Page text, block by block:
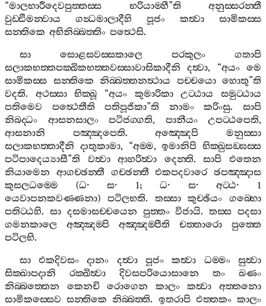
“මාලභාරීදෙවපුත‍්තස‍්ස භරියාම‍්හී”ති
අනුස‍්සරන‍්තී
වුඩ‍්ඪිමන‍්වාය
ගන්‍ධමාලාදීහි පූජං කත්‍වා
සාමිකස‍්ස
සන‍්තිකෙ අභිනිබ‍්බත‍්තිං පත්‍ථෙසි.
සා
සොළසවස‍්සකාලෙ පරකුලං
ගතාපි
සලාකභත‍්තපක‍්ඛිකභත‍්තවස‍්සාවාසිකාදීනි
දත්‍වා, “අයං මෙ
සාමිකස‍්ස සන‍්තිකෙ නිබ‍්බත‍්තනත්‍ථාය පච‍්චයො හොතූ”ති
වදති. අථස‍්සා භික‍්ඛූ “අයං කුමාරිකා උට‍්ඨාය
සමුට‍්ඨාය
පතිමෙව
පත්‍ථෙතීති පතිපූජිකා”ති නාමං කරිංසු.සාපි
නිබද‍්ධං
ආසනසාලං පටිජග‍්ගති, පානීයං උපට‍්ඨපෙති,
ආසනානි
පඤ‍්ඤපෙති.අඤ‍්ඤෙපි
මනුස‍්සා
සලාකභත‍්තාදීනි දාතුකාමා, “අම‍්ම,ඉමානිපි භික‍්ඛුසඞ‍්ඝස‍්ස
පටිපාදෙය්‍යාසී”ති වත්‍වා ආහරිත්‍වා දෙන‍්ති.සාපි
එතෙන
නියාමෙන
ආගච‍්ඡන‍්තී ගච‍්ඡන‍්තී එකපදවාරෙ ඡපඤ‍්ඤාස
කුසලධම‍්මෙ (ධ·ස· 1;ධ· ස·අට‍්ඨ· 1
යෙවාපනකවණ‍්ණනා) පටිලභති. තස‍්සා කුච‍්ඡියං
ගබ‍්භො
පතිට‍්ඨහි. සා දසමාසච‍්චයෙන පුත‍්තං විජායි.තස‍්ස පදසා
ගමනකාලෙ
අඤ‍්ඤම‍්පි අඤ‍්ඤම‍්පීති චත‍්තාරො
පුත‍්තෙ
පටිලභි.
සා
එකදිවසං දානං දත්‍වා පූජං කත්‍වා ධම‍්මං
සුත්‍වා
සික‍්ඛාපදානි
රක‍්ඛිත්‍වා දිවසපරියොසානෙ තං
ඛණං
නිබ‍්බත‍්තෙන
කෙනචි රොගෙන කාලං කත්‍වා
අත‍්තනො
සාමිකස‍්සෙව සන‍්තිකෙ නිබ‍්බත‍්ති. ඉතරාපි එත‍්තකං කාලං